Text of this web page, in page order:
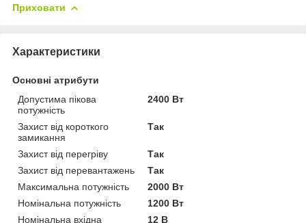
Приховати
Характеристики
Основні атрибути
Допустима пікова
потужність
2400 Вт
Захист від короткого
замикання
Так
Захист від перегріву
Так
Захист від перевантажень
Так
Максимальна потужність
2000 Вт
Номінальна потужність
1200 Вт
Номінальна вхідна
12 В